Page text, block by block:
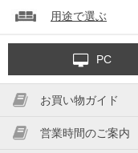
用途で選ぶ
PC
お買い物ガイド
営業時間のご案内